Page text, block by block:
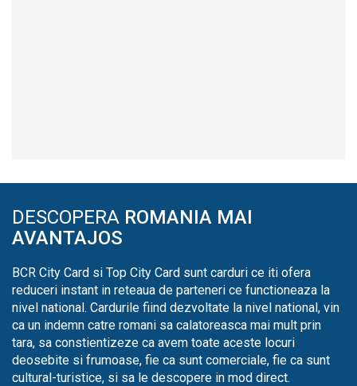
DESCOPERA ROMANIA MAI
AVANTAJOS
BCR City Card si Top City Card sunt carduri ce iti ofera
reduceri instant in reteaua de parteneri ce functioneaza la
nivel national. Cardurile fiind dezvoltate la nivel national, vin
ca un indemn catre romani sa calatoreasca mai mult prin
tara, sa constientizeze ca avem toate aceste locuri
deosebite si frumoase, fie ca sunt comerciale, fie ca sunt
cultural-turistice, si sa le descopere in mod direct.